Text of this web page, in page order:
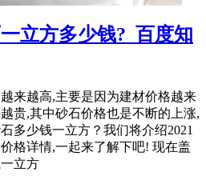
立方多少钱?_百度知
来越高,主要是因为建材价格越来
贵,其中砂石价格也是不断的上涨,
多少钱一立方？我们将介绍2021
格详情,一起来了解下吧! 现在盖
立方